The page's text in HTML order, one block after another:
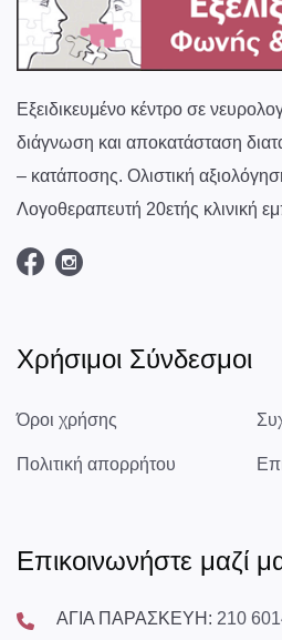
Εξειδικευμένο κέντρο σε
διάγνωση και αποκατάσταση
– κατάποσης. Ολιστική
Λογοθεραπευτή 20ετής κλινική
Χρήσιμοι Σύνδεσμοι
Όροι χρήσης
Πολιτική απορρήτου
Επικοινωνήστε μαζί
ΑΓΙΑ ΠΑΡΑΣΚΕΥΗ: 210